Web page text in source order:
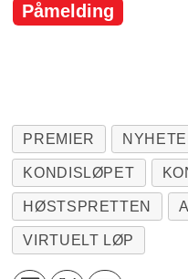
Påmelding
PREMIER
KONDISLØPET
HØSTSPRETTEN
VIRTUELT LØP